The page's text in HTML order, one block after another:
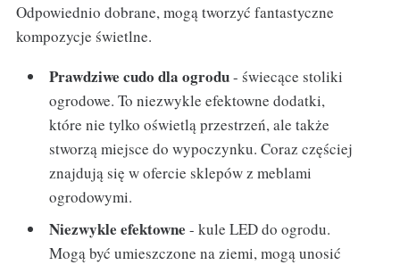
Odpowiednio dobrane, mogą tworzyć fantastyczne
kompozycje świetlne.
Prawdziwe cudo dla ogrodu- świecące stoliki
ogrodowe. To niezwykle efektowne dodatki,
które nie tylko oświetlą przestrzeń, ale także
stworzą miejsce do wypoczynku. Coraz częściej
znajdują się w ofercie sklepów z meblami
ogrodowymi.
Niezwykle efektowne - kule LED do ogrodu.
Mogą być umieszczone na ziemi, mogą unosić